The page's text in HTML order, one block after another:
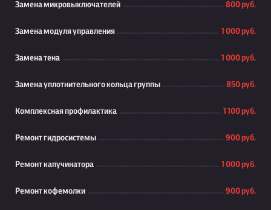
Замена микровыключателей 800 руб.
Замена модуля управления 1 000 руб.
Замена тена 1 000 руб.
Замена уплотнительного кольца группы 850 руб.
Комплексная профилактика 1 100 руб.
Ремонт гидросистемы 900 руб.
Ремонт капучинатора 1 000 руб.
Ремонт кофемолки 900 руб.